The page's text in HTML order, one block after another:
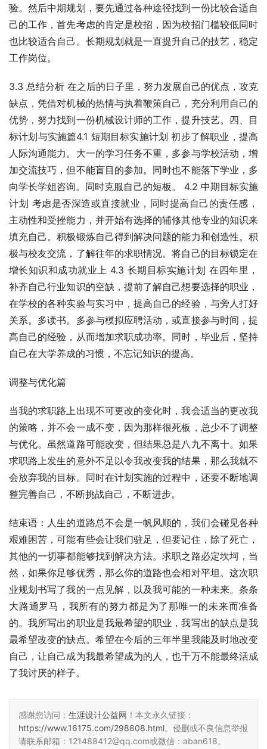
验。然后中期规划，要先通过各种途径找到一份比较合适自
己的工作，首先考虑的肯定是校招，因为校招门槛较低同时
也比较适合自己。长期规划就是一直提升自己的技艺，稳定
工作岗位。
3.3 总结分析 在之后的日子里，努力发展自己的优点，攻克
缺点，凭借对机械的热情与执着鞭策自己，充分利用自己的
优势，努力找到一份机械设计师的工作，提升技艺。四、目
标计划与实施篇4.1 短期目标实施计划 初步了解职业，提高
人际沟通能力。大一的学习任务不重，多参与学校活动，增
加交流技巧，但不能盲目的参加。同时也不能落下学业，多
向学长学姐咨询。同时克服自己的短板。 4.2 中期目标实施
计划 考虑是否深造或直接就业，同时提高自己的责任感，
主动性和受挫能力，并开始有选择的辅修其他专业的知识来
填充自己。积极锻炼自己得到解决问题的能力和创造性。积
极与校友交流，了解往年的求职情况。将自己的目标锁定在
增长知识和成功就业上 4.3 长期目标实施计划 在四年里，
补齐自己行业知识的空缺，提前了解自己想要选择的职业，
在学校的各种实验与实习中，提高自己的经验，与旁人打好
关系。多读书。多参与模拟应聘活动，或直接参与时间，提
高自己的经验，从而增加求职成功率。同时，毕业后，坚持
自己在大学养成的习惯，不忘记知识的提高。
调整与优化篇
当我的求职路上出现不可更改的变化时，我会适当的更改我
的策略，并不会一成不变，因为那样很死板，总少不了调整
与优化。虽然道路可能改变，但结果总是八九不离十。如果
求职路上发生的意外不足以令我改变我的结果，那么我就不
会放弃我的目标。同时在计划实施的过程中，还要不断地调
整完善自己，不断挑战自己，不断进步。
结束语：人生的道路总不会是一帆风顺的，我们会碰见各种
艰难困苦，可能有些会让我们驻足，但要记住，除了死亡，
其他的一切事都能够找到解决方法。求职之路必定坎坷，当
然，如果你足够优秀，那么你的道路也会相对平坦。这次职
业规划书写了我的一点见解，以及我可能的一种未来。条条
大路通罗马，我所有的努力都是为了那唯一的未来而准备
的。我所写出的职业是我最希望的职业，我写出的缺点是我
最希望改变的缺点。希望在今后的三年半里我能及时地改变
自己，让自己成为我最希望成为的人，也千万不能最终活成
了我讨厌的样子。
感谢您访问： 生涯设计公益网 ！本文永久链接：
https://www.16175.com/298808.html。侵删或不良信息举报
请联系邮箱：121488412@qq.com或微信：aban618。